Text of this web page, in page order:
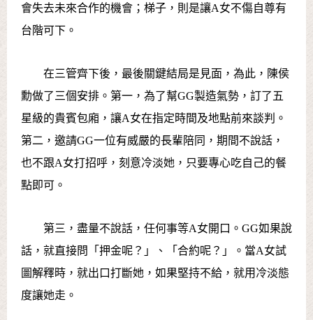
會失去未來合作的機會；梯子，則是讓A女不傷自尊有
台階可下。
在三管齊下後，最後關鍵結局是見面，為此，陳侯
勳做了三個安排。第一，為了幫GG製造氣勢，訂了五
星級的貴賓包廂，讓A女在指定時間及地點前來談判。
第二，邀請GG一位有威嚴的長輩陪同，期間不說話，
也不跟A女打招呼，刻意冷淡她，只要專心吃自己的餐
點即可。
第三，盡量不說話，任何事等A女開口。GG如果說
話，就直接問「押金呢？」、「合約呢？」。當A女試
圖解釋時，就出口打斷她，如果堅持不給，就用冷淡態
度讓她走。